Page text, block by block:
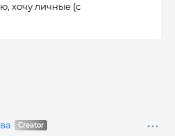
хочу личные (с